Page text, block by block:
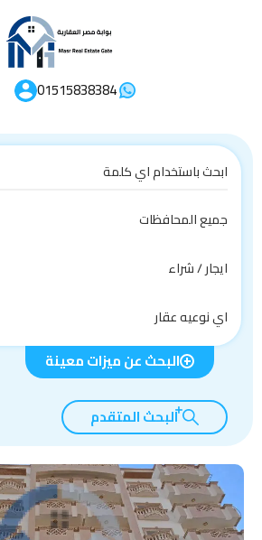
01515838384
جميع المحافظات
ايجار / شراء
اي نوعيه عقار
البحث عن ميزات معينة
البحث المتقدم